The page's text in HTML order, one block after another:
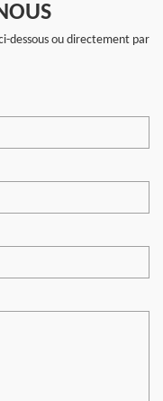
dessous ou directement par